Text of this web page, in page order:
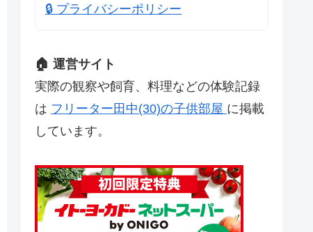
🔒 プライバシーポリシー
🏠 運営サイト
実際の観察や飼育、料理などの体験記録
は フリーター田中(30)の子供部屋 に掲載
しています。